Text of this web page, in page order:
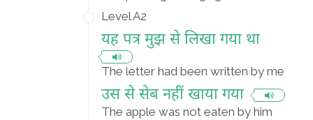
Level A2
यह पत्र मुझ से लिखा गया था
The letter had been written by me
उस से सेब नहीं खाया गया
The apple was not eaten by him